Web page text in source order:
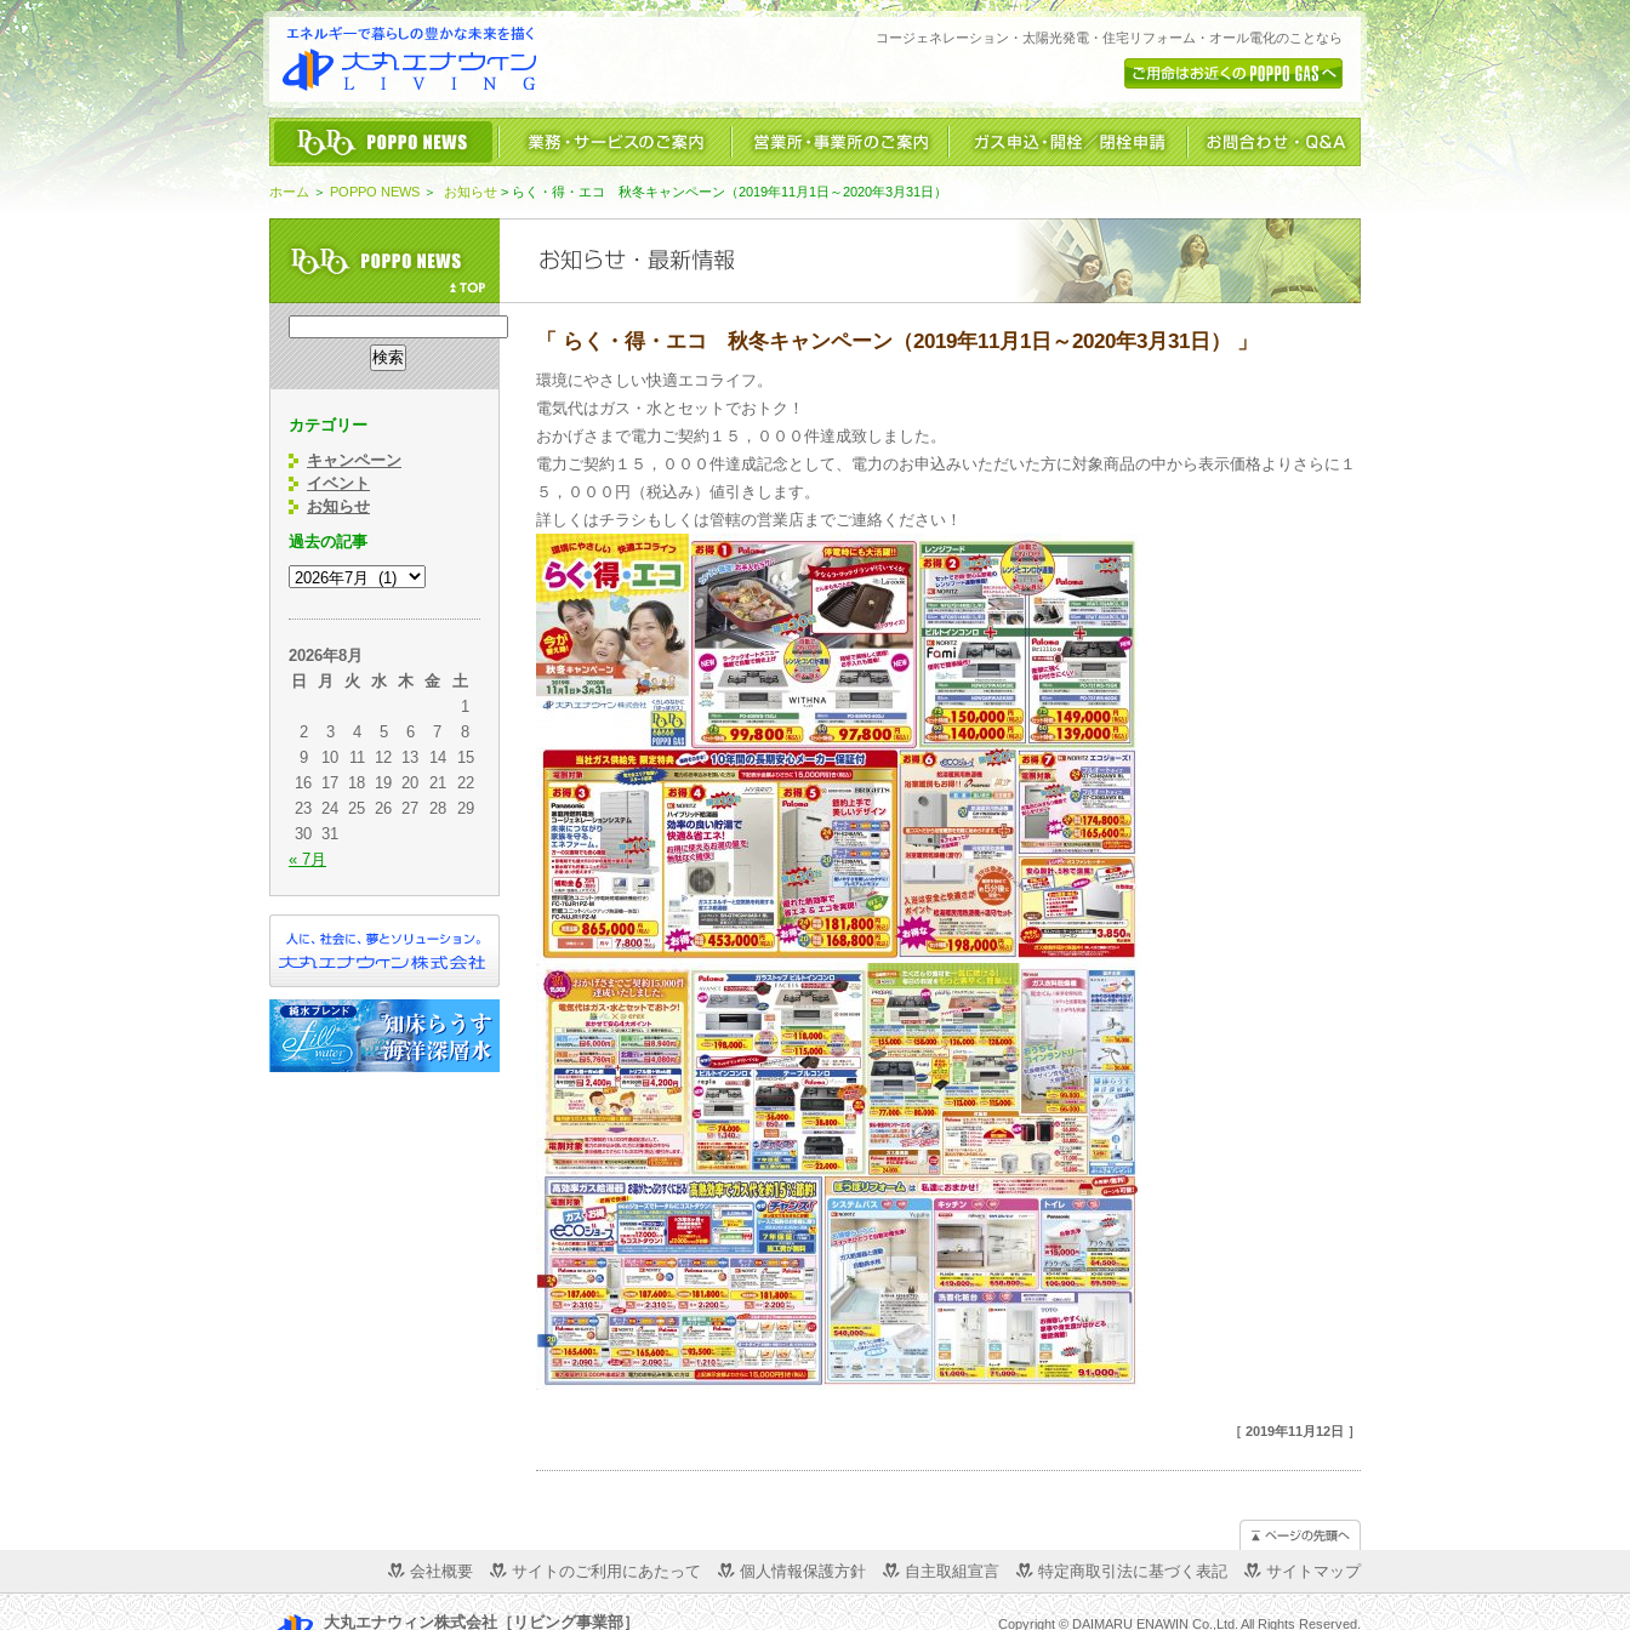
コージェネレーション・太陽光発電・住宅リフォーム・オール電化のことなら
ホーム ＞ POPPO NEWS ＞ お知らせ > らく・得・エコ 秋冬キャンペーン（2019年11月1日～2020年3月31日）
「 らく・得・エコ 秋冬キャンペーン（2019年11月1日～2020年3月31日） 」
環境にやさしい快適エコライフ。
電気代はガス・水とセットでおトク！
おかげさまで電力ご契約１５，０００件達成致しました。
電力ご契約１５，０００件達成記念として、電力のお申込みいただいた方に対象商品の中から表示価格よりさらに１
５，０００円（税込み）値引きします。
詳しくはチラシもしくは管轄の営業店までご連絡ください！
［ 2019年11月12日 ］
カテゴリー
キャンペーン
イベント
お知らせ
過去の記事
2026年8月
日
月 火 水 木 金
土
1
2
3 4 5 6 7
8
9
10 11 12 13 14
15
16 17 18 19 20 21
22
23 24 25 26 27 28
29
30 31
« 7月
会社概要 サイトのご利用にあたって 個人情報保護方針 自主取組宣言 特定商取引法に基づく表記 サイトマップ
大丸エナウィン株式会社［リビング事業部］ Copyright © DAIMARU ENAWIN Co.,Ltd. All Rights Reserved.